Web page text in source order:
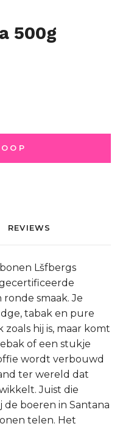
500g
REVIEWS
Lšfbergs
smaak. Je
tabak en pure
hij is, maar komt
of een stukje
wordt verbouwd
ter wereld dat
Juist die
boeren in Santana
telen. Het